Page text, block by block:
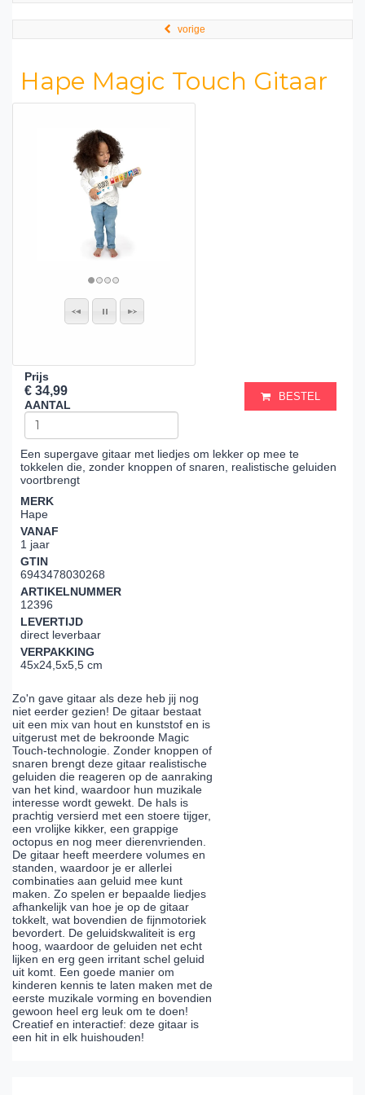
vorige
Hape Magic Touch Gitaar
Prijs
€ 34,99
AANTAL
BESTEL
Een supergave gitaar met liedjes om lekker op mee te
tokkelen die, zonder knoppen of snaren, realistische geluiden
voortbrengt
MERK
Hape
VANAF
1 jaar
GTIN
6943478030268
ARTIKELNUMMER
12396
LEVERTIJD
direct leverbaar
VERPAKKING
45x24,5x5,5 cm
Zo'n gave gitaar als deze heb jij nog
niet eerder gezien! De gitaar bestaat
uit een mix van hout en kunststof en is
uitgerust met de bekroonde Magic
Touch-technologie. Zonder knoppen of
snaren brengt deze gitaar realistische
geluiden die reageren op de aanraking
van het kind, waardoor hun muzikale
interesse wordt gewekt. De hals is
prachtig versierd met een stoere tijger,
een vrolijke kikker, een grappige
octopus en nog meer dierenvrienden.
De gitaar heeft meerdere volumes en
standen, waardoor je er allerlei
combinaties aan geluid mee kunt
maken. Zo spelen er bepaalde liedjes
afhankelijk van hoe je op de gitaar
tokkelt, wat bovendien de fijnmotoriek
bevordert. De geluidskwaliteit is erg
hoog, waardoor de geluiden net echt
lijken en erg geen irritant schel geluid
uit komt. Een goede manier om
kinderen kennis te laten maken met de
eerste muzikale vorming en bovendien
gewoon heel erg leuk om te doen!
Creatief en interactief: deze gitaar is
een hit in elk huishouden!